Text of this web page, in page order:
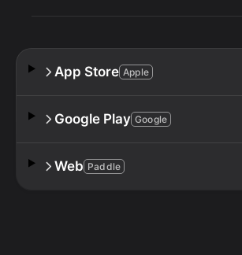
App Store Apple
Google Play Google
Web Paddle